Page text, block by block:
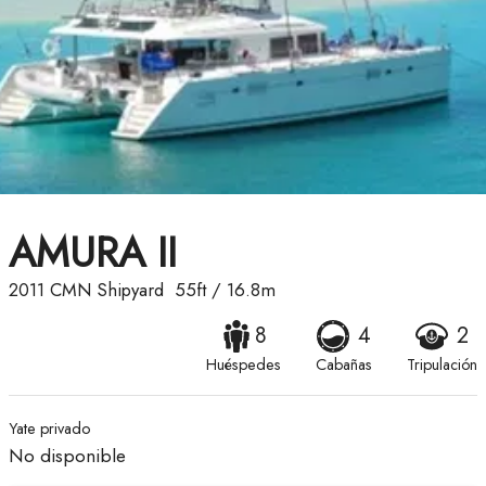
AMURA II
2011 CMN Shipyard 55ft/ 16.8m
8
Huéspedes
4
Cabañas
2
Tripulación
Yate privado
No disponible